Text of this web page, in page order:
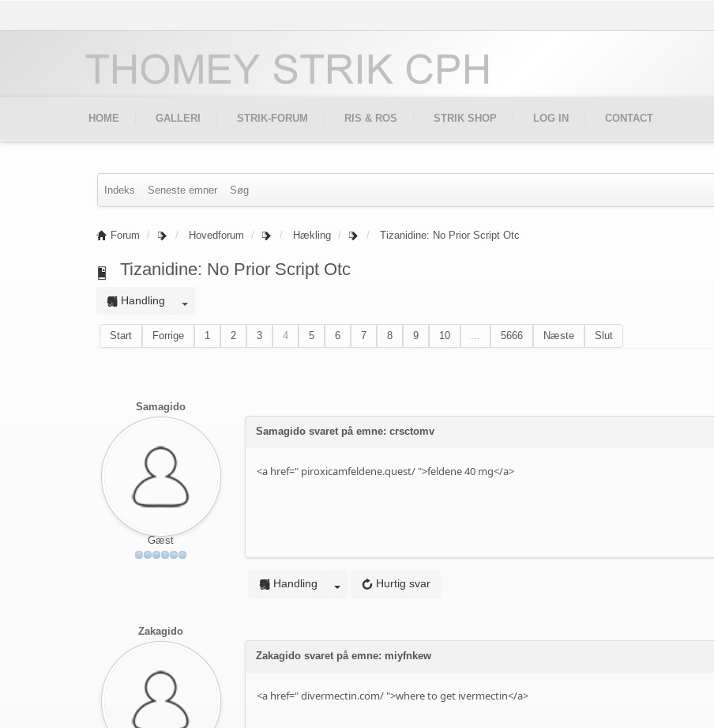
HOME GALLERI STRIK-FORUM RIS & ROS STRIK SHOP LOG IN CONTACT
Indeks Seneste emner Søg
Forum Hovedforum Hækling Tizanidine: No Prior Script Otc
Tizanidine: No Prior Script Otc
Handling
Start Forrige 1 2 3 4 5 6 7 8 9 10 ... 5666 Næste Slut
Samagido
Gæst
Samagido svaret på emne: crsctomv
<a href=" piroxicamfeldene.quest/ ">feldene 40 mg</a>
Hurtig svar
Handling
Zakagido
Zakagido svaret på emne: miyfnkew
<a href="divermectin.com/ ">where to get ivermectin</a>